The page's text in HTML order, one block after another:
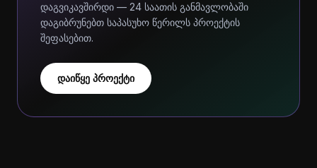
დაგვიკავშირდი — 24 საათის განმავლობაში
დაგიბრუნებთ საპასუხო წერილს პროექტის
შეფასებით.
დაიწყე პროექტი